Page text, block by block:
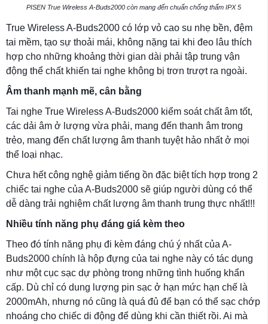
PISEN True Wireless A-Buds2000 còn mang đến chuẩn chống thấm IPX 5
True Wireless A-Buds2000 có lớp vỏ cao su nhẹ bền, đệm
tai mềm, tạo sự thoải mái, không nặng tai khi đeo lâu thích
hợp cho những khoảng thời gian dài phải tập trung vận
động thể chất khiến tai nghe không bị trơn trượt ra ngoài.
Âm thanh mạnh mẽ, cân bằng
Tai nghe True Wireless A-Buds2000 kiểm soát chất âm tốt,
các dải âm ở lượng vừa phải, mang đến thanh âm trong
trẻo, mang đến chất lượng âm thanh tuyệt hảo nhất ở mọi
thể loại nhạc.
Chưa hết công nghệ giảm tiếng ồn đặc biệt tích hợp trong 2
chiếc tai nghe của A-Buds2000 sẽ giúp người dùng có thể
dễ dàng trải nghiệm chất lượng âm thanh trung thực nhất!!!
Nhiều tính năng phụ đáng giá kèm theo
Theo đó tính năng phụ đi kèm đáng chú ý nhất của A-
Buds2000 chính là hộp đựng của tai nghe này có tác dụng
như một cục sạc dự phòng trong những tình huống khẩn
cấp. Dù chỉ có dung lượng pin sạc ở hạn mức hạn chế là
2000mAh, nhưng nó cũng là quá đủ để bạn có thể sạc chớp
nhoáng cho chiếc di động để dùng khi cần thiết rồi. Ai mà